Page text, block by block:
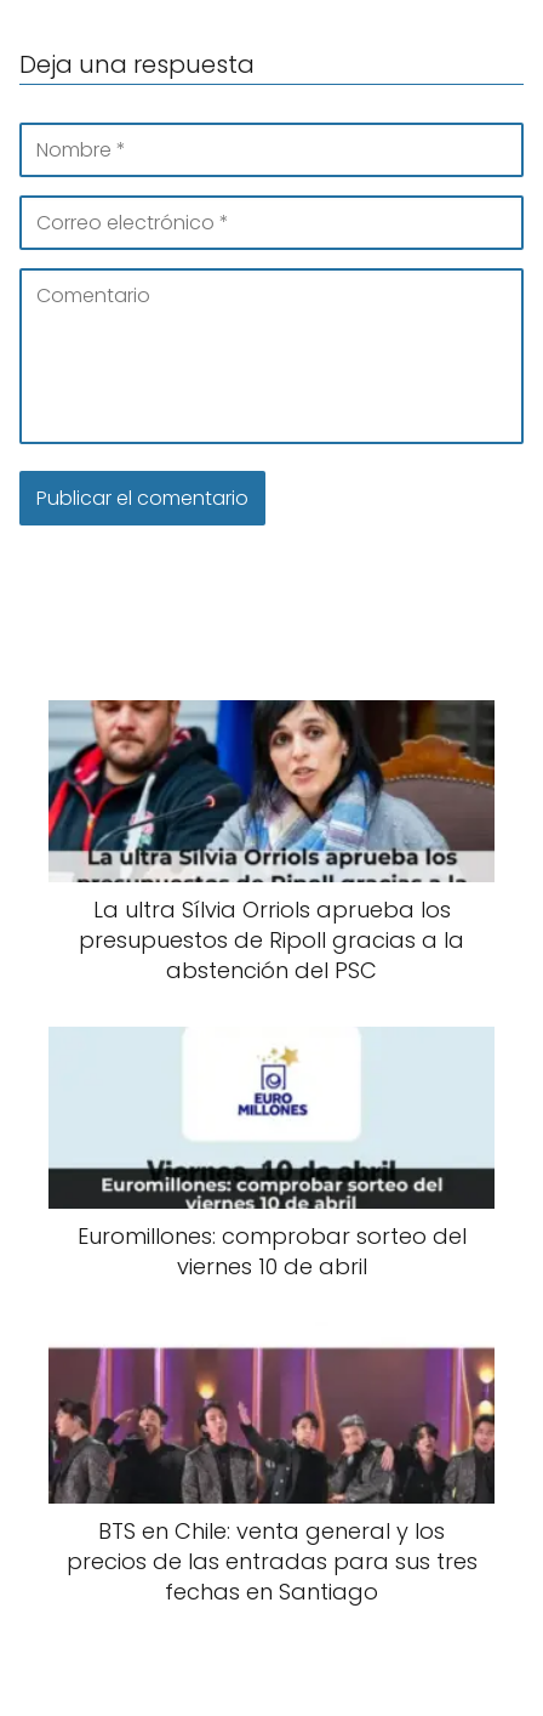
Deja una respuesta
La ultra Sílvia Orriols aprueba los
presupuestos de Ripoll gracias a la
abstención del PSC
Euromillones: comprobar sorteo del
viernes 10 de abril
BTS en Chile: venta general y los
precios de las entradas para sus tres
fechas en Santiago